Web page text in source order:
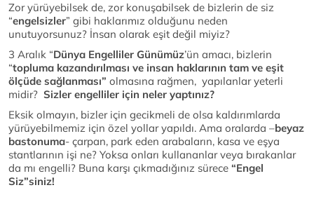
Zor yürüyebilsek de, zor konuşabilsek de bizlerin de siz
“engelsizler” gibi haklarımız olduğunu neden
unutuyorsunuz? İnsan olarak eşit değil miyiz?
3 Aralık “Dünya Engelliler Günümüz’ün amacı, bizlerin
“topluma kazandırılması ve insan haklarının tam ve eşit
ölçüde sağlanması” olmasına rağmen, yapılanlar yeterli
midir? Sizler engelliler için neler yaptınız?
Eksik olmayın, bizler için gecikmeli de olsa kaldırımlarda
yürüyebilmemiz için özel yollar yapıldı. Ama oralarda –beyaz
bastonuma- çarpan, park eden arabaların, kasa ve eşya
stantlarının işi ne? Yoksa onları kullananlar veya bırakanlar
da mı engelli? Buna karşı çıkmadığınız sürece “Engel
Siz”siniz!